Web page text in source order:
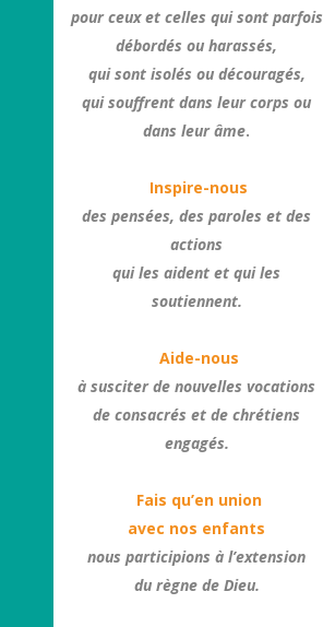
pour ceux et celles qui sont parfois
débordés ou harassés,
qui sont isolés ou découragés,
qui souffrent dans leur corps ou
dans leur âme.
Inspire-nous
des pensées, des paroles et des
actions
qui les aident et qui les
soutiennent.
Aide-nous
à susciter de nouvelles vocations
de consacrés et de chrétiens
engagés.
Fais qu’en union
avec nos enfants
nous participions à l’extension
du règne de Dieu.